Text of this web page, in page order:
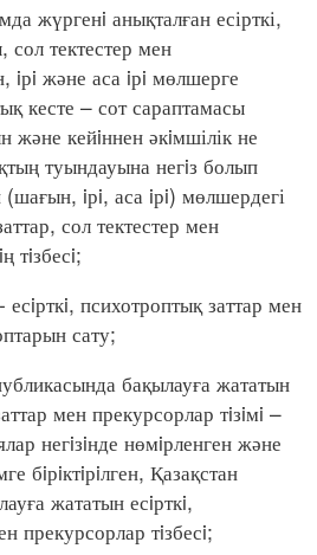
жүргенi анықталған есірткі,
сол тектестер мен
iрi және аса iрi мөлшерге
кесте – сот сараптамасы
және кейiннен әкiмшілік не
туындауына негiз болып
(шағын, iрi, аса iрi) мөлшердегі
сол тектестер мен
тiзбесi;
психотроптық заттар мен
сату;
бақылауға жататын
мен прекурсорлар тiзiмi –
негiзiнде нөмiрленген және
бiрiктiрiлген, Қазақстан
жататын есiрткi,
прекурсорлар тiзбесi;